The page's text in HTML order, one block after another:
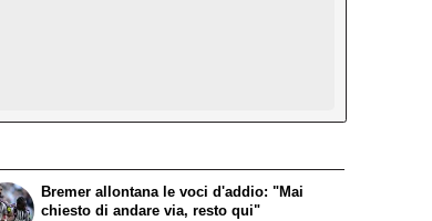
Bremer allontana le voci d'addio: "Mai
chiesto di andare via, resto qui"